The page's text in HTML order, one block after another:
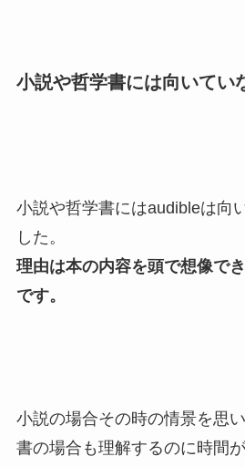
小説や哲学書には向いてい
小説や哲学書にはaudibleは向
した。
理由は本の内容を頭で想像で
です。
小説の場合その時の情景を思
書の場合も理解するのに時間